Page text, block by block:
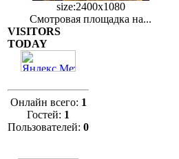
size:2400x1080
Смотровая площадка на...
VISITORS
TODAY
Онлайн всего: 1
Гостей: 1
Пользователей: 0